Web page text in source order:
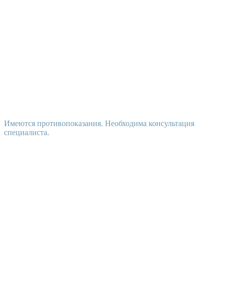
Имеются противопоказания. Необходима консультация
специалиста.